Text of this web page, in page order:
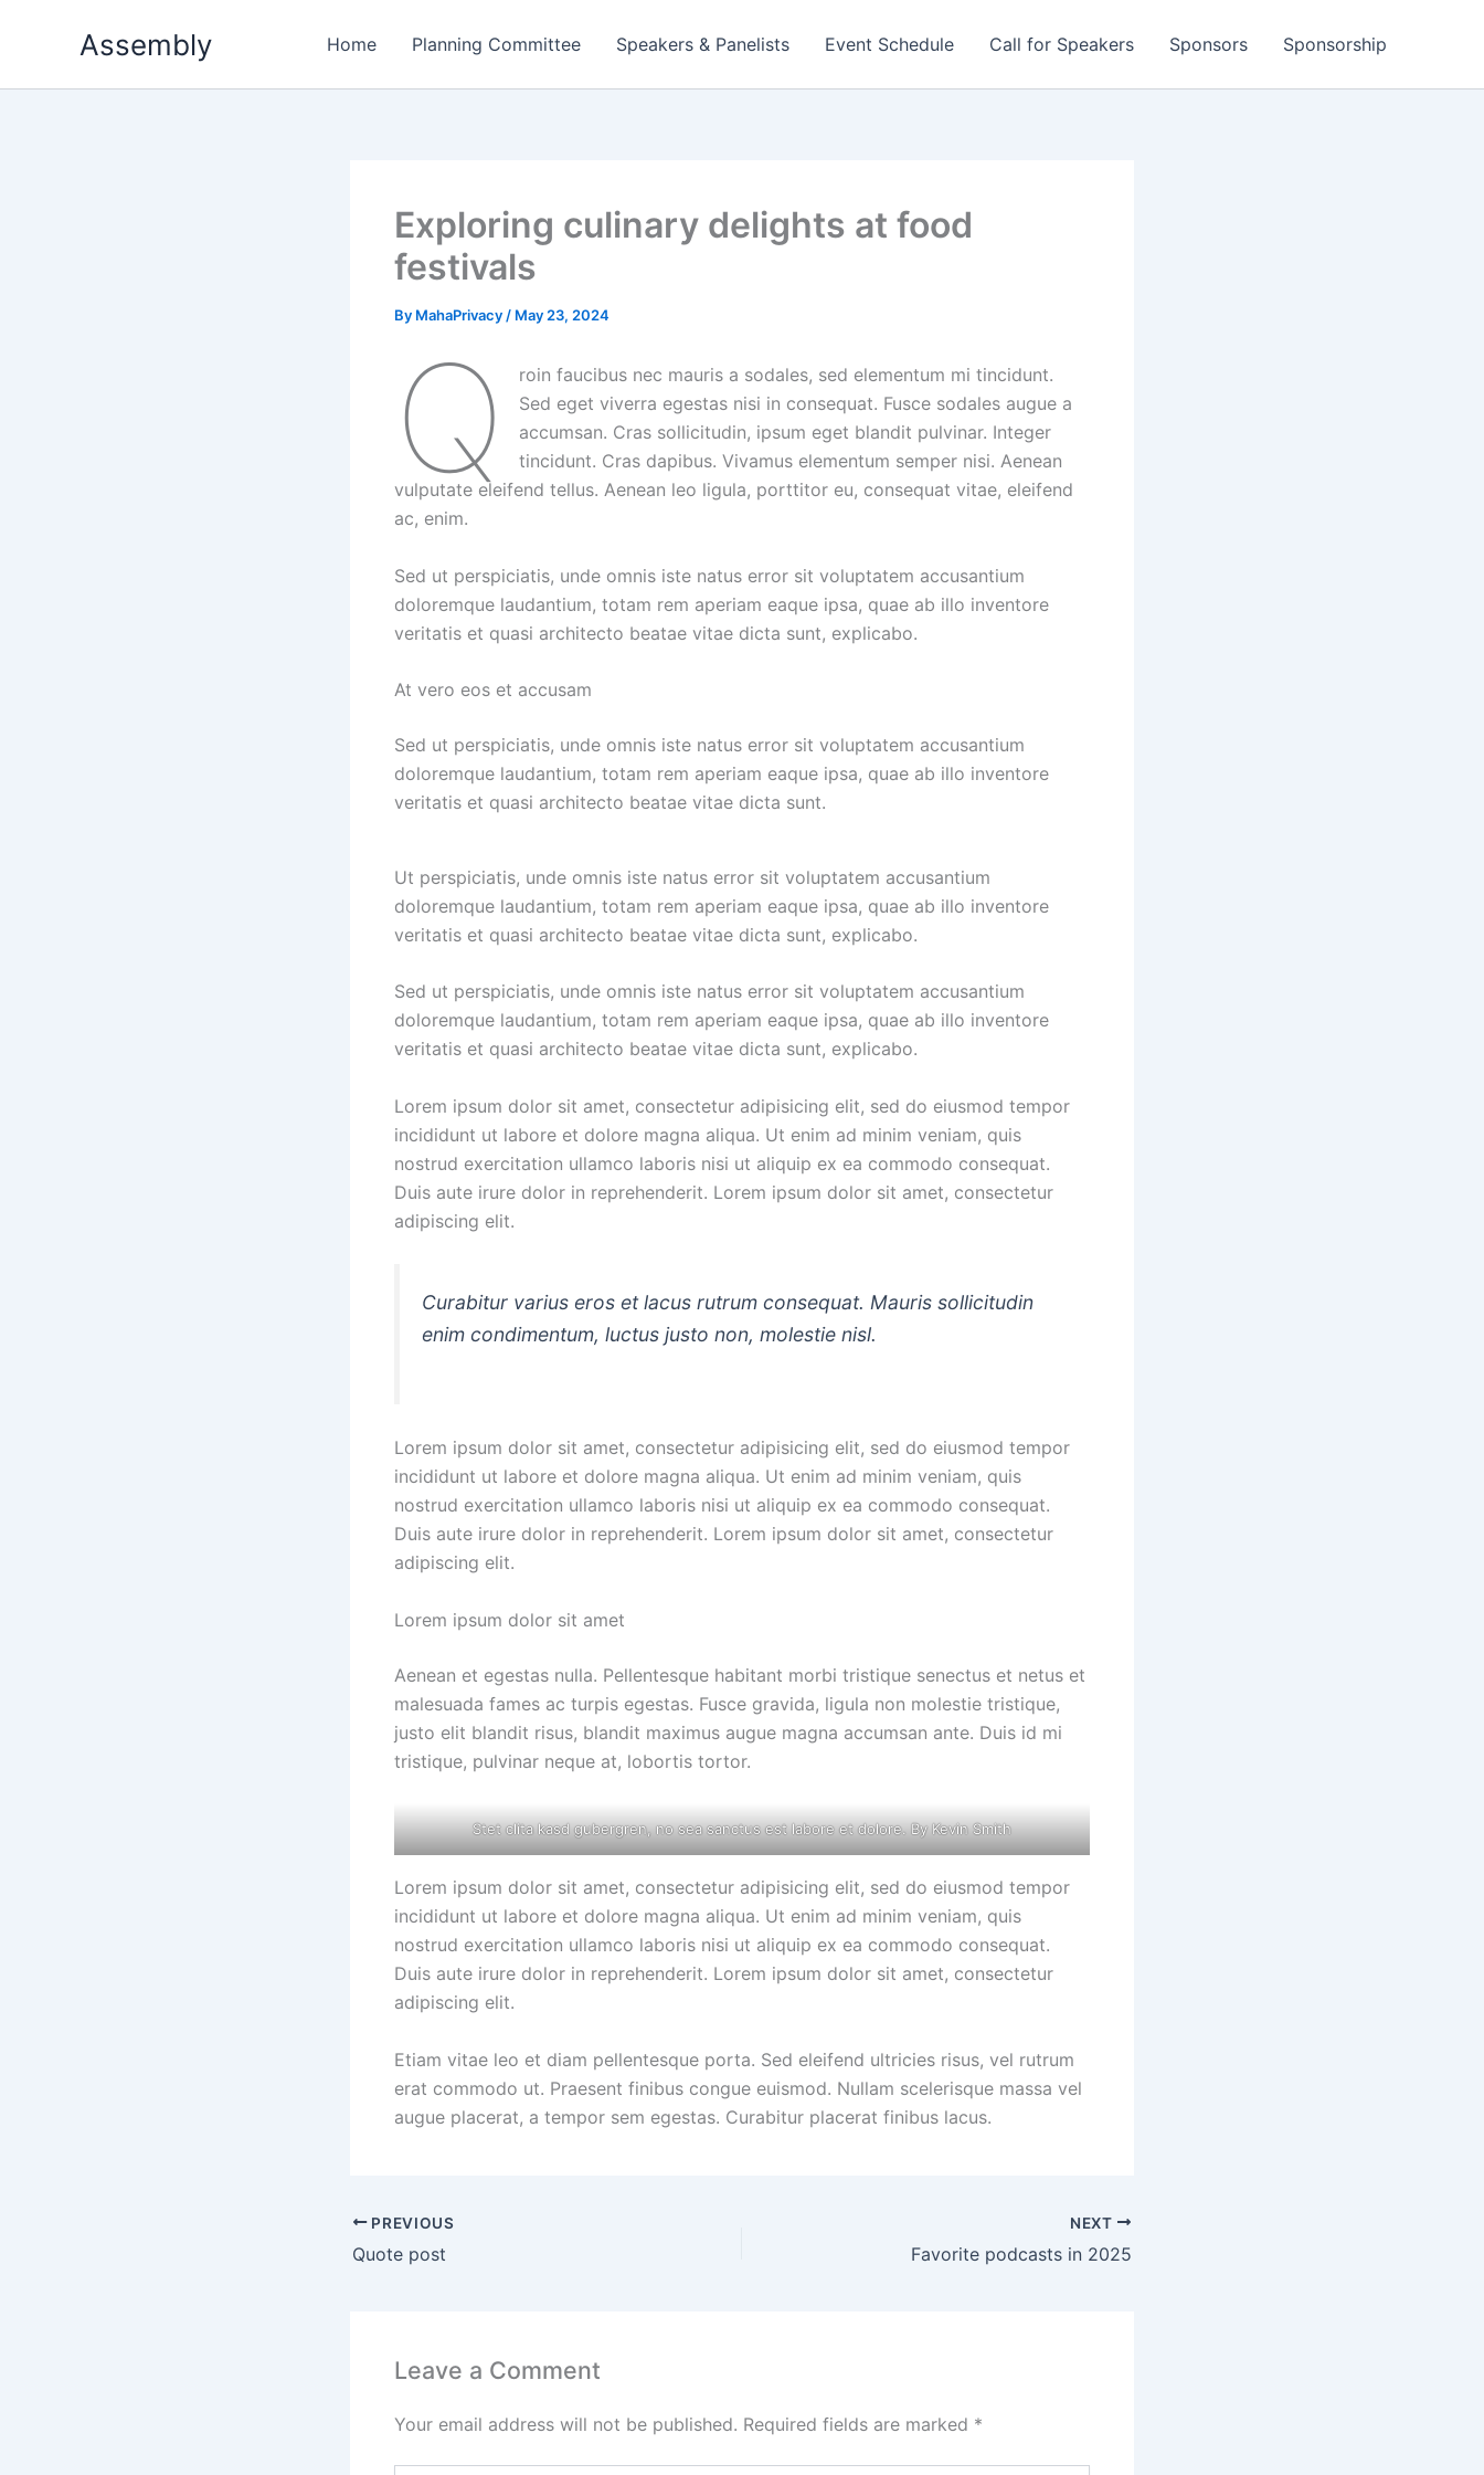
Assembly Home Planning Committee Speakers & Panelists Event Schedule Call for Speakers Sponsors Sponsorship
Exploring culinary delights at food
festivals
By MahaPrivacy / May 23, 2024
Q
roin faucibus nec mauris a sodales, sed elementum mi tincidunt.
Sed eget viverra egestas nisi in consequat. Fusce sodales augue a
accumsan. Cras sollicitudin, ipsum eget blandit pulvinar. Integer
tincidunt. Cras dapibus. Vivamus elementum semper nisi. Aenean
vulputate eleifend tellus. Aenean leo ligula, porttitor eu, consequat vitae, eleifend
ac, enim.
Sed ut perspiciatis, unde omnis iste natus error sit voluptatem accusantium
doloremque laudantium, totam rem aperiam eaque ipsa, quae ab illo inventore
veritatis et quasi architecto beatae vitae dicta sunt, explicabo.
At vero eos et accusam
Sed ut perspiciatis, unde omnis iste natus error sit voluptatem accusantium
doloremque laudantium, totam rem aperiam eaque ipsa, quae ab illo inventore
veritatis et quasi architecto beatae vitae dicta sunt.
Ut perspiciatis, unde omnis iste natus error sit voluptatem accusantium
doloremque laudantium, totam rem aperiam eaque ipsa, quae ab illo inventore
veritatis et quasi architecto beatae vitae dicta sunt, explicabo.
Sed ut perspiciatis, unde omnis iste natus error sit voluptatem accusantium
doloremque laudantium, totam rem aperiam eaque ipsa, quae ab illo inventore
veritatis et quasi architecto beatae vitae dicta sunt, explicabo.
Lorem ipsum dolor sit amet, consectetur adipisicing elit, sed do eiusmod tempor
incididunt ut labore et dolore magna aliqua. Ut enim ad minim veniam, quis
nostrud exercitation ullamco laboris nisi ut aliquip ex ea commodo consequat.
Duis aute irure dolor in reprehenderit. Lorem ipsum dolor sit amet, consectetur
adipiscing elit.
Curabitur varius eros et lacus rutrum consequat. Mauris sollicitudin
enim condimentum, luctus justo non, molestie nisl.
Lorem ipsum dolor sit amet, consectetur adipisicing elit, sed do eiusmod tempor
incididunt ut labore et dolore magna aliqua. Ut enim ad minim veniam, quis
nostrud exercitation ullamco laboris nisi ut aliquip ex ea commodo consequat.
Duis aute irure dolor in reprehenderit. Lorem ipsum dolor sit amet, consectetur
adipiscing elit.
Lorem ipsum dolor sit amet
Aenean et egestas nulla. Pellentesque habitant morbi tristique senectus et netus et
malesuada fames ac turpis egestas. Fusce gravida, ligula non molestie tristique,
justo elit blandit risus, blandit maximus augue magna accumsan ante. Duis id mi
tristique, pulvinar neque at, lobortis tortor.
Stet clita kasd gubergren, no sea sanctus est labore et dolore. ByKevin Smith
Lorem ipsum dolor sit amet, consectetur adipisicing elit, sed do eiusmod tempor
incididunt ut labore et dolore magna aliqua. Ut enim ad minim veniam, quis
nostrud exercitation ullamco laboris nisi ut aliquip ex ea commodo consequat.
Duis aute irure dolor in reprehenderit. Lorem ipsum dolor sit amet, consectetur
adipiscing elit.
Etiam vitae leo et diam pellentesque porta. Sed eleifend ultricies risus, vel rutrum
erat commodo ut. Praesent finibus congue euismod. Nullam scelerisque massa vel
augue placerat, a tempor sem egestas. Curabitur placerat finibus lacus.
PREVIOUS
Quote post
NEXT
Favorite podcasts in 2025
Leave a Comment
Your email address will not be published. Required fields are marked *